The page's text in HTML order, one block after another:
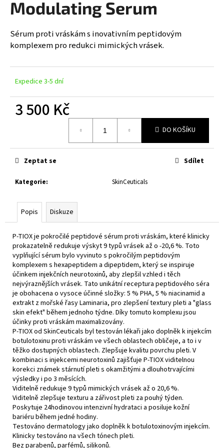
Modulating Serum
Sérum proti vráskám s inovativním peptidovým
komplexem pro redukci mimických vrásek.
Expedice 3-5 dní
3 500 Kč
DO KOŠÍKU
Kategorie: SkinCeuticals
Zeptat se Sdílet
Popis Diskuze
P-TIOX je pokročilé peptidové sérum proti vráskám, které klinicky
prokazatelně redukuje výskyt 9 typů vrásek až o -20,6 %. Toto
vyplňující sérum bylo vyvinuto s pokročilým peptidovým
komplexem s hexapeptidem a dipeptidem, který se inspiruje
účinkem injekčních neurotoxinů, aby zlepšil vzhled i těch
nejvýraznějších vrásek. Tato unikátní receptura peptidového séra
je obohacena o vysoce účinné složky: 5 % PHA, 5 % niacinamid a
extrakt z mořské řasy Laminaria, pro zlepšení textury pleti a "glass
skin efekt" během jednoho týdne. Díky tomuto komplexu jsou
účinky proti vráskám maximalizovány.
P-TIOX od SkinCeuticals byl testován lékaři jako doplněk k injekcím
botulotoxinu proti vráskám ve všech oblastech obličeje, a to i v
těžko dostupných oblastech. Zlepšuje kvalitu povrchu pleti. V
kombinaci s injekcemi neurotoxinů zajišťuje P-TIOX viditelnou
korekci známek stárnutí pleti s okamžitými a dlouhotrvajícími
výsledky i po 3 měsících.
Viditelně redukuje 9 typů mimických vrásek až o 20,6 %.
Viditelně zlepšuje texturu a zářivost pleti za pouhý týden.
Poskytuje 24hodinovou intenzivní hydrataci a posiluje kožní
bariéru během jedné hodiny.
Testováno dermatology jako doplněk k botulotoxinovým injekcím.
Klinicky testováno na všech tónech pleti.
Bez parabenů, parfémů, silikonů.
a
í
t
?
HLEDAT
D
p
č
u
j
e
m
e
A.G.E.
ADVANCED
EYE
2
700
Kč